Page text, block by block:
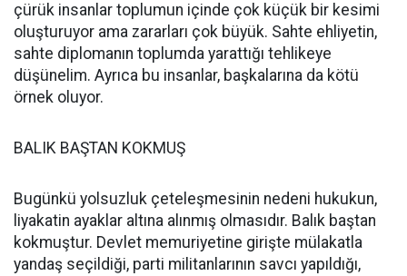
çürük insanlar toplumun içinde çok küçük bir kesimi
oluşturuyor ama zararları çok büyük. Sahte ehliyetin,
sahte diplomanın toplumda yarattığı tehlikeye
düşünelim. Ayrıca bu insanlar, başkalarına da kötü
örnek oluyor.
BALIK BAŞTAN KOKMUŞ
Bugünkü yolsuzluk çeteleşmesinin nedeni hukukun,
liyakatin ayaklar altına alınmış olmasıdır. Balık baştan
kokmuştur. Devlet memuriyetine girişte mülakatla
yandaş seçildiği, parti militanlarının savcı yapıldığı,